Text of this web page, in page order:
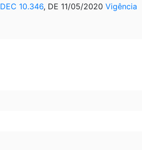
DEC 10.346, DE 11/05/2020 Vigência